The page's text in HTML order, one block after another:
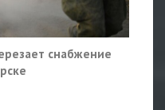
снабжение